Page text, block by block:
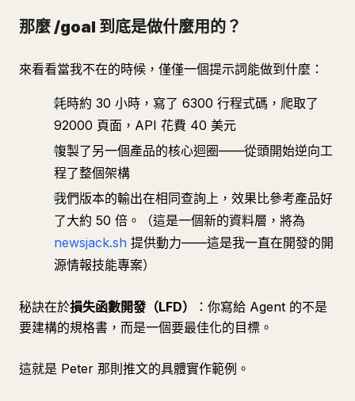
那麼 /goal 到底是做什麼用的？
來看看當我不在的時候，僅僅一個提示詞能做到什麼：
耗時約 30 小時，寫了 6300 行程式碼，爬取了
92000 頁面，API 花費 40 美元
複製了另一個產品的核心迴圈——從頭開始逆向工
程了整個架構
我們版本的輸出在相同查詢上，效果比參考產品好
了大約 50 倍。（這是一個新的資料層，將為
newsjack.sh 提供動力——這是我一直在開發的開
源情報技能專案）
秘訣在於損失函數開發（LFD）
：你寫給 Agent 的不是
要建構的規格書，而是一個要最佳化的目標。
這就是 Peter 那則推文的具體實作範例。